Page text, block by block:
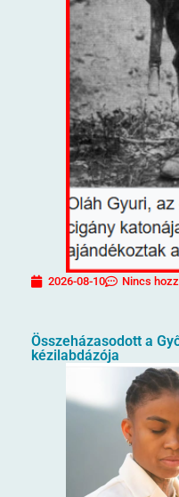
2026-08-10 Nincs
Összeházasodott a
kézilabdázója